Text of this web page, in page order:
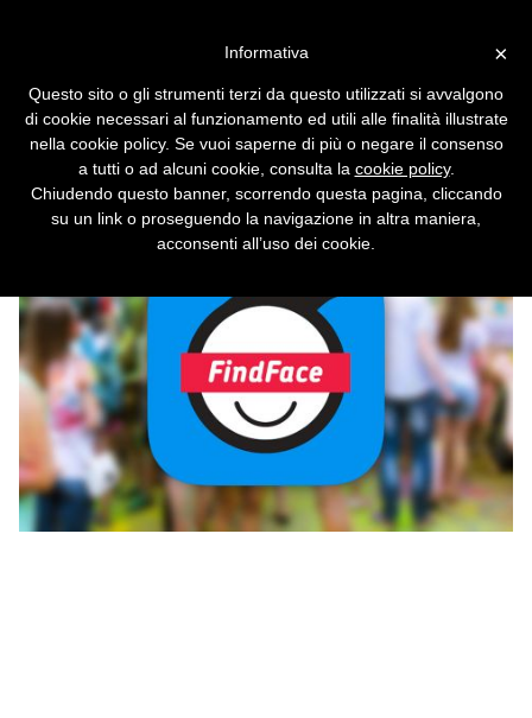
smaschera le attrici porno
Grazie a FindFace nessuna identità è più
segreta.
×
Informativa
Questo sito o gli strumenti terzi da questo utilizzati si avvalgono
di cookie necessari al funzionamento ed utili alle finalità illustrate
nella cookie policy. Se vuoi saperne di più o negare il consenso
a tutti o ad alcuni cookie, consulta la cookie policy.
Chiudendo questo banner, scorrendo questa pagina, cliccando
su un link o proseguendo la navigazione in altra maniera,
acconsenti all’uso dei cookie.